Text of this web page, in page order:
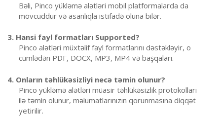
Bəli, Pinco yükləmə alətləri mobil platformalarda da
mövcuddur və asanlıqla istifadə oluna bilər.
3. Hansi fayl formatları Supported?
Pinco alətləri müxtəlif fayl formatlarını dəstəkləyir, o
cümlədən PDF, DOCX, MP3, MP4 və başqaları.
4. Onların təhlükəsizliyi necə təmin olunur?
Pinco yükləmə alətləri müasir təhlükəsizlik protokolları
ilə təmin olunur, məlumatlarınızın qorunmasına diqqət
yetirilir.